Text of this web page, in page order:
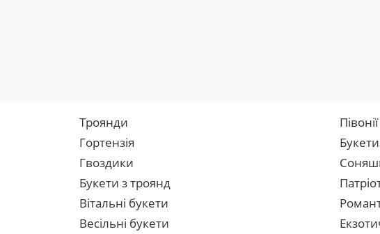
Троянди
Півонії
Гортензія
Гвоздики
Букети з троянд
Вітальні букети
Весільні букети